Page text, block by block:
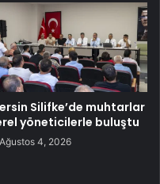
Silifke’de muhtarlar
yöneticilerle buluştu
Ağustos 4, 2026